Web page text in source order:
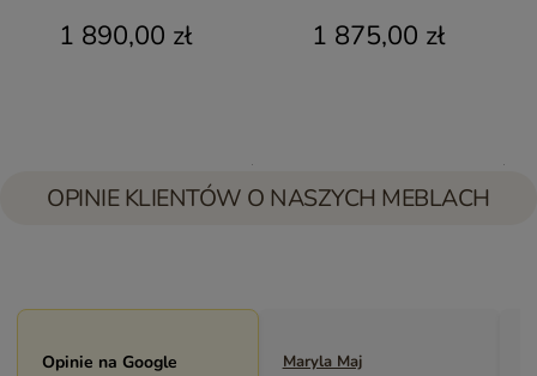
1 890,00 zł
Loftowe
1 875,00 zł
OPINIE KLIENTÓW O NASZYCH MEBLACH
Opinie na Google
Maryla Maj